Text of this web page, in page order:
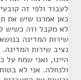
לעבוד ולפי זה
כאן אמרנו שיש את
לא מקבל וזה כשיש
שירות המדינה
נציב שירות
היינו, ואני שמח על
ולנחלה. אני לא